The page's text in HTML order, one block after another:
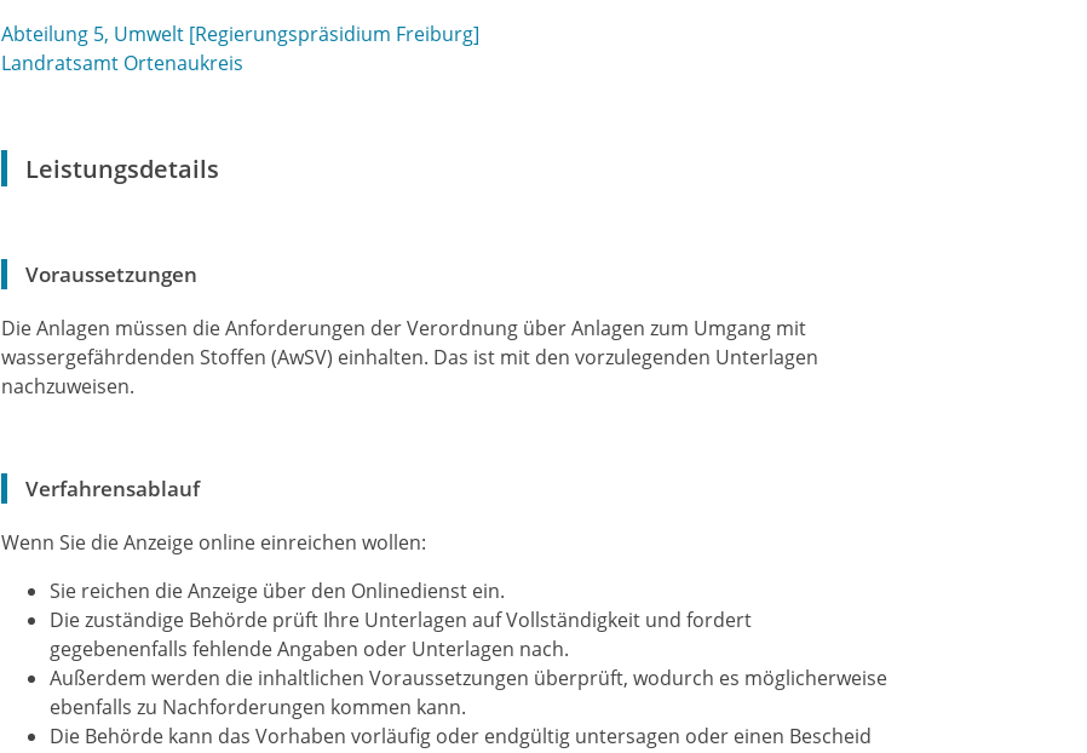
Abteilung 5, Umwelt [Regierungspräsidium Freiburg]
Landratsamt Ortenaukreis
Leistungsdetails
Voraussetzungen
Die Anlagen müssen die Anforderungen der Verordnung über Anlagen zum Umgang mit
wassergefährdenden Stoffen (AwSV) einhalten. Das ist mit den vorzulegenden Unterlagen
nachzuweisen.
Verfahrensablauf
Wenn Sie die Anzeige online einreichen wollen:
Sie reichen die Anzeige über den Onlinedienst ein.
Diezuständige Behörde prüft Ihre Unterlagen auf Vollständigkeit und fordert
gegebenenfalls fehlende Angaben oder Unterlagen nach.
Außerdem werden die inhaltlichen Voraussetzungen überprüft, wodurch es möglicherweise
ebenfalls zu Nachforderungen kommen kann.
Die Behörde kann das Vorhaben vorläufig oder endgültig untersagen oder einen Bescheid